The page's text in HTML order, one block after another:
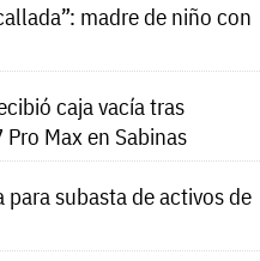
madre de niño con
caja vacía tras
Max en Sabinas
subasta de activos de